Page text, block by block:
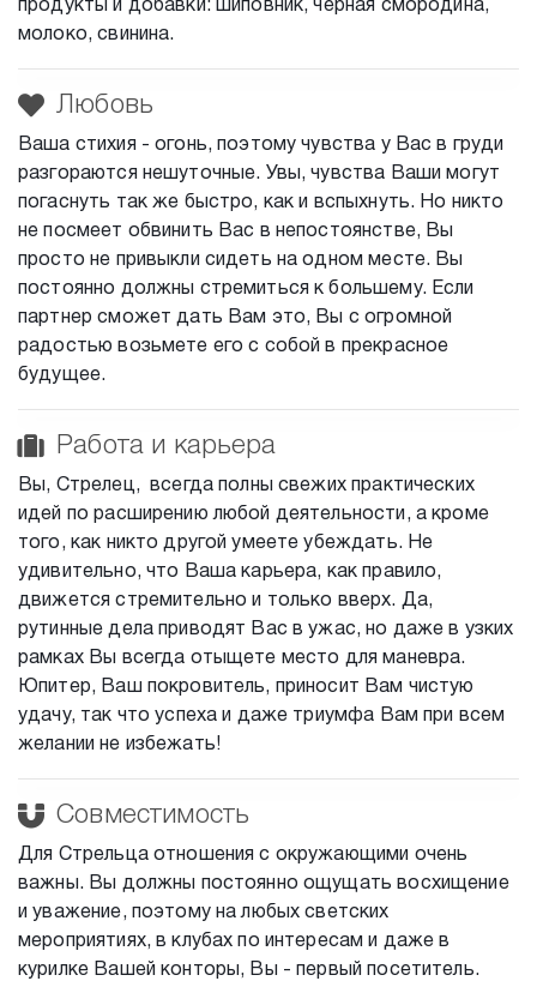
продукты и добавки: шиповник, черная смородина,
молоко, свинина.
Любовь
Ваша стихия - огонь, поэтому чувства у Вас в груди
разгораются нешуточные. Увы, чувства Ваши могут
погаснуть так же быстро, как и вспыхнуть. Но никто
не посмеет обвинить Вас в непостоянстве, Вы
просто не привыкли сидеть на одном месте. Вы
постоянно должны стремиться к большему. Если
партнер сможет дать Вам это, Вы с огромной
радостью возьмете его с собой в прекрасное
будущее.
Работа и карьера
Вы, Стрелец, всегда полны свежих практических
идей по расширению любой деятельности, а кроме
того, как никто другой умеете убеждать. Не
удивительно, что Ваша карьера, как правило,
движется стремительно и только вверх. Да,
рутинные дела приводят Вас в ужас, но даже в узких
рамках Вы всегда отыщете место для маневра.
Юпитер, Ваш покровитель, приносит Вам чистую
удачу, так что успеха и даже триумфа Вам при всем
желании не избежать!
Совместимость
Для Стрельца отношения с окружающими очень
важны. Вы должны постоянно ощущать восхищение
и уважение, поэтому на любых светских
мероприятиях, в клубах по интересам и даже в
курилке Вашей конторы, Вы - первый посетитель.